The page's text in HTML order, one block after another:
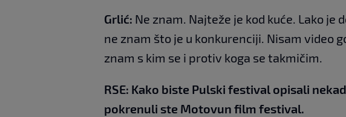
Grlić: Ne znam. Najteže je kod kuće. Lako je
ne znam što je u konkurenciji. Nisam video
znam s kim se i protiv koga se takmičim.
RSE: Kako biste Pulski festival opisali
pokrenuli ste Motovun film festival.